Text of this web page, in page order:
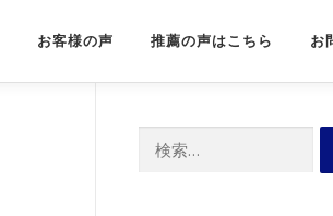
お客様の声 推薦の声はこちら お